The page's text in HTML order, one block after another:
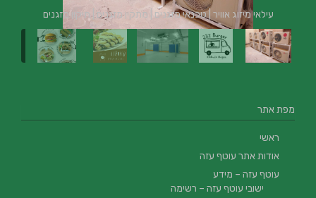
עילאי מיזוג אוויר | טכנאי מזגנים | מתקין מזגנים | תיקון מזגנים
מפת אתר
ראשי
אודות אתר עוטף עזה
עוטף עזה – מידע
ישובי עוטף עזה – רשימה